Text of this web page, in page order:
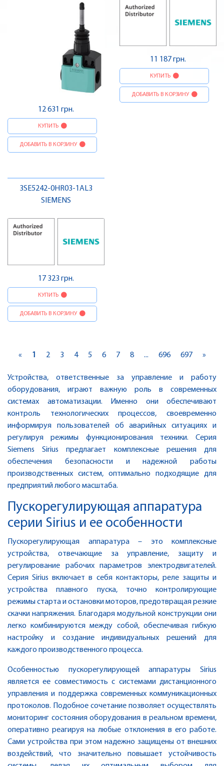
12 631 грн.
КУПИТЬ
ДОБАВИТЬ В КОРЗИНУ
11 187 грн.
КУПИТЬ
ДОБАВИТЬ В КОРЗИНУ
3SE5242-0HR03-1AL3
SIEMENS
17 323 грн.
КУПИТЬ
ДОБАВИТЬ В КОРЗИНУ
« 1 2 3 4 5 6 7 8 ... 696 697 »
Устройства, ответственные за управление и работу
оборудования, играют важную роль в современных
системах автоматизации. Именно они обеспечивают
контроль технологических процессов, своевременно
информируя пользователей об аварийных ситуациях и
регулируя режимы функционирования техники. Серия
Siemens Sirius предлагает комплексные решения для
обеспечения безопасности и надежной работы
производственных систем, оптимально подходящие для
предприятий любого масштаба.
Пускорегулирующая аппаратура
серии Sirius и ее особенности
Пускорегулирующая аппаратура – это комплексные
устройства, отвечающие за управление, защиту и
регулирование рабочих параметров электродвигателей.
Серия Sirius включает в себя контакторы, реле защиты и
устройства плавного пуска, точно контролирующие
режимы старта и остановки моторов, предотвращая резкие
скачки напряжения. Благодаря модульной конструкции они
легко комбинируются между собой, обеспечивая гибкую
настройку и создание индивидуальных решений для
каждого производственного процесса.
Особенностью пускорегулирующей аппаратуры Sirius
является ее совместимость с системами дистанционного
управления и поддержка современных коммуникационных
протоколов. Подобное сочетание позволяет осуществлять
мониторинг состояния оборудования в реальном времени,
оперативно реагируя на любые отклонения в его работе.
Сами устройства при этом надежно защищены от внешних
воздействий, что значительно повышает устойчивость